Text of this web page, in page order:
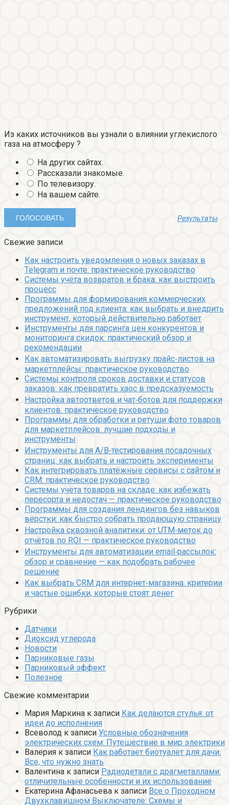
Из каких источников вы узнали о влиянии углекислого
газа на атмосферу ?
На других сайтах.
Рассказали знакомые.
По телевизору.
На вашем сайте.
Результаты
Свежие записи
Как настроить уведомления о новых заказах в
Telegram и почте: практическое руководство
Системы учёта возвратов и брака: как выстроить
процесс
Программы для формирования коммерческих
предложений под клиента: как выбрать и внедрить
инструмент, который действительно работает
Инструменты для парсинга цен конкурентов и
мониторинга скидок: практический обзор и
рекомендации
Как автоматизировать выгрузку прайс‑листов на
маркетплейсы: практическое руководство
Системы контроля сроков доставки и статусов
заказов: как превратить хаос в предсказуемость
Настройка автоответов и чат‑ботов для поддержки
клиентов: практическое руководство
Программы для обработки и ретуши фото товаров
для маркетплейсов: лучшие подходы и
инструменты
Инструменты для A/B‑тестирования посадочных
страниц: как выбрать и настроить эксперименты
Как интегрировать платёжные сервисы с сайтом и
CRM: практическое руководство
Системы учёта товаров на складе: как избежать
пересорта и недостач — практическое руководство
Программы для создания лендингов без навыков
вёрстки: как быстро собрать продающую страницу
Настройка сквозной аналитики: от UTM‑меток до
отчётов по ROI — практическое руководство
Инструменты для автоматизации email‑рассылок:
обзор и сравнение — как подобрать рабочее
решение
Как выбрать CRM для интернет‑магазина: критерии
и частые ошибки, которые стоят денег
Рубрики
Датчики
Диоксид углерода
Новости
Парниковые газы
Парниковый эффект
Полезное
Свежие комментарии
Мария Маркина к записи Как делаются стулья: от
идеи до исполнения
Всеволод к записи Условные обозначения
электрических схем: Путешествие в мир электрики
Валерия к записи Как работает биотуалет для дачи:
Все, что нужно знать
Валентина к записи Радиодетали с драгметаллами:
отличительные особенности и их использование
Екатерина Афанасьева к записи Все о Проходном
Двухклавишном Выключателе: Схемы и